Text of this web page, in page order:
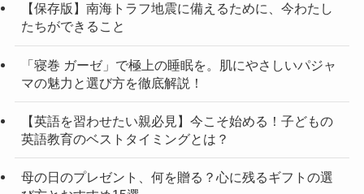
【保存版】南海トラフ地震に備えるために、今わたし
たちができること
「寝巻 ガーゼ」で極上の睡眠を。肌にやさしいパジャ
マの魅力と選び方を徹底解説！
【英語を習わせたい親必見】今こそ始める！子どもの
英語教育のベストタイミングとは？
母の日のプレゼント、何を贈る？心に残るギフトの選